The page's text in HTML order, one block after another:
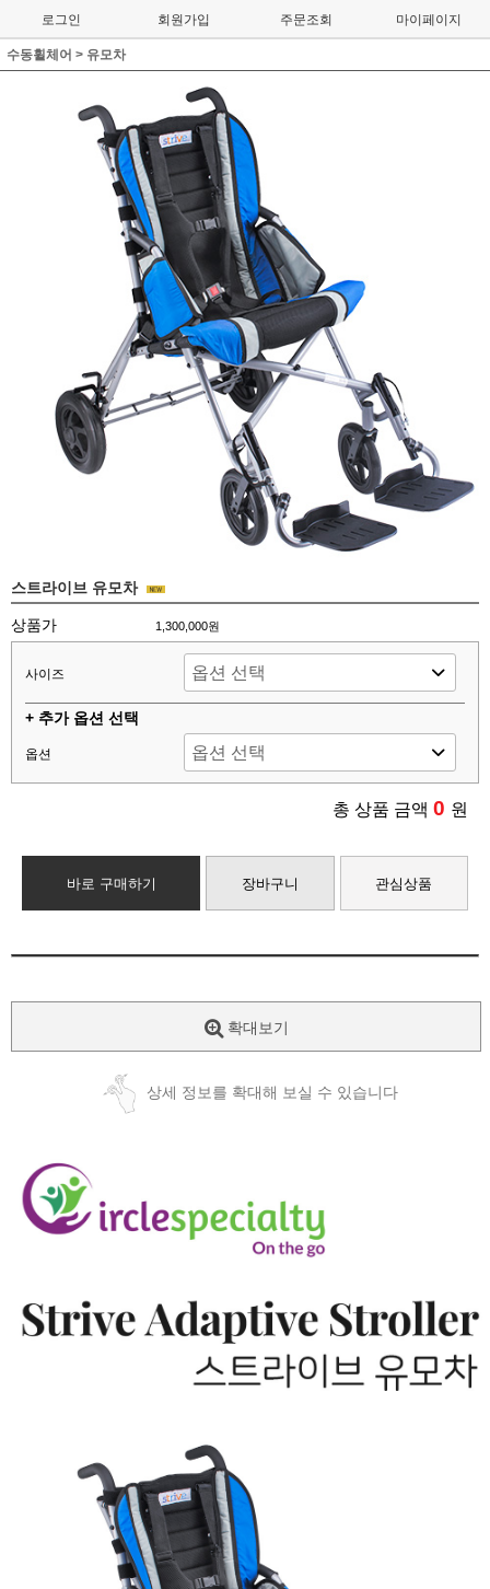
로그인 회원가입 주문조회 마이페이지
수동휠체어 > 유모차
스트라이브 유모차
상품가 1,300,000원
사이즈
+ 추가 옵션 선택
옵션
총 상품 금액 0 원
바로 구매하기 장바구니 관심상품
확대보기
상세 정보를 확대해 보실 수 있습니다